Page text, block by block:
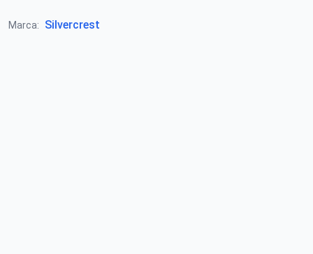
Marca: Silvercrest